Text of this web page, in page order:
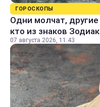
ГОРОСКОПЫ
Одни молчат,
кто из знаков
07 августа 2026, 11:43